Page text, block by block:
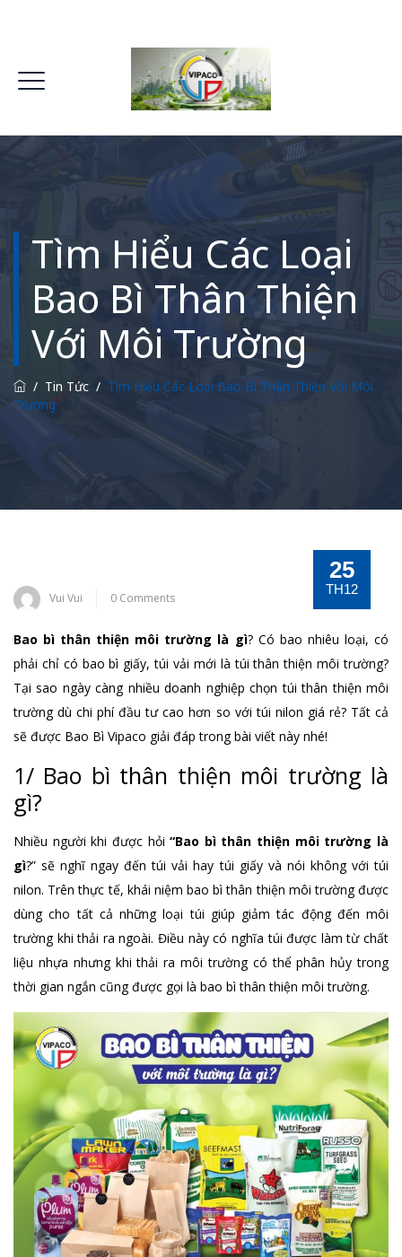
Tìm Hiểu Các Loại
Bao Bì Thân Thiện
Với Môi Trường
/ Tin Tức / Tìm Hiểu Các Loại Bao Bì Thân Thiện Với Môi
Trường
25
TH12
Vui Vui 0 Comments
Bao bì thân thiện môi trường là gì? Có bao nhiêu loại, có
phải chỉ có bao bì giấy, túi vải mới là túi thân thiện môi trường?
Tại sao ngày càng nhiều doanh nghiệp chọn túi thân thiện môi
trường dù chi phí đầu tư cao hơn so với túi nilon giá rẻ? Tất cả
sẽ được Bao Bì Vipaco giải đáp trong bài viết này nhé!
1/ Bao bì thân thiện môi trường là
gì?
Nhiều người khi được hỏi“Bao bì thân thiện môi trường là
gì?” sẽ nghĩ ngay đến túi vải hay túi giấy và nói không với túi
nilon. Trên thực tế, khái niệm bao bì thân thiện môi trường được
dùng cho tất cả những loại túi giúp giảm tác động đến môi
trường khi thải ra ngoài. Điều này có nghĩa túi được làm từ chất
liệu nhựa nhưng khi thải ra môi trường có thể phân hủy trong
thời gian ngắn cũng được gọi là bao bì thân thiện môi trường.